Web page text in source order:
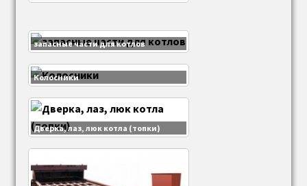
запасные части для котлов
Колосники
Дверка, лаз, люк котла (топки)